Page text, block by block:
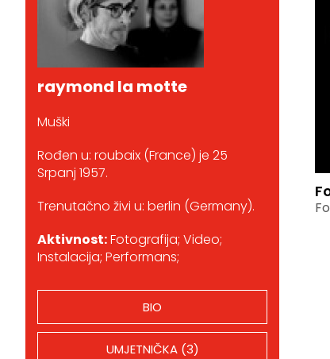
raymond la motte
Muški
Rođen u: roubaix (France) je 25
Srpanj 1957.
Trenutačno živi u: berlin (Germany).
Aktivnost:Fotografija; Video;
Instalacija; Performans;
BIO
UMJETNIČKA (3)